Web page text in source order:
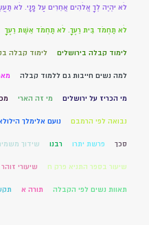
לֹא יִהְיֶה לְךָ אֱלֹהִים אֲחֵרִים עַל פָּנָי. לֹא
לֹא תַחְמֹד בֵּית רֵעֶךָ. לֹא תַחְמֹד אֵשֶׁת רֵעֶךָ
לימוד קבלה בירושלים לימוד קבלה
למה נשים חייבות גם ללמוד קבלה
מי הכריז על ירושלים מי זה הארי
נבואה לפי הרמבם נועם אלימלך
סכך פרשת יתרו רבנו שידוך
שיעור בספר התניא פרק ח שיעורי
תאוות נשים לפי הקבלה תורה א